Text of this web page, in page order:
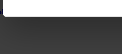
GmbH Domstadt Autoservice